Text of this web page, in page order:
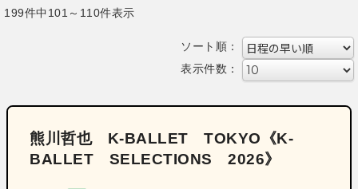
199件中101～110件表示
ソート順：
表示件数：
熊川哲也 K‐BALLET TOKYO《K‐
BALLET SELECTIONS 2026》